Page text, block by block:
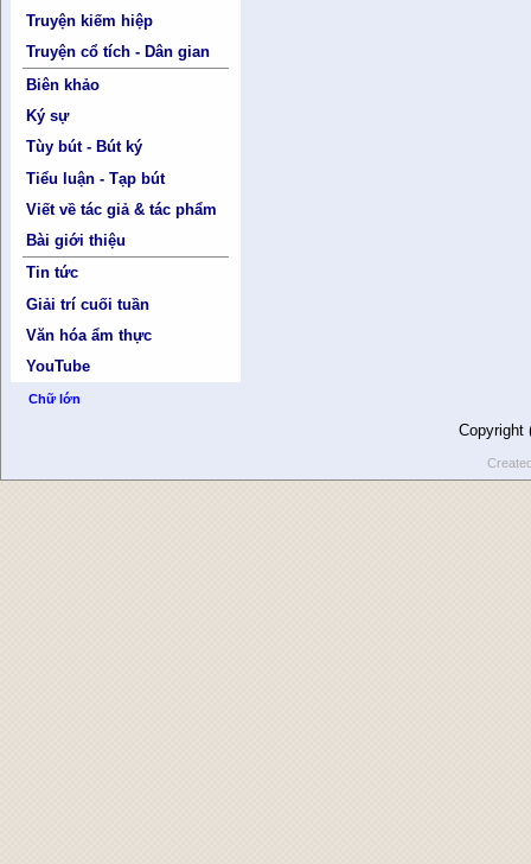
Truyện kiếm hiệp
Truyện cổ tích - Dân gian
Biên khảo
Ký sự
Tùy bút - Bút ký
Tiểu luận - Tạp bút
Viết về tác giả & tác phẩm
Bài giới thiệu
Tin tức
Giải trí cuối tuần
Văn hóa ẩm thực
YouTube
Chữ lớn
Copyright